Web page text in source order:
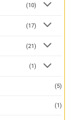
(10)
(17)
(21)
(1)
(5)
(1)